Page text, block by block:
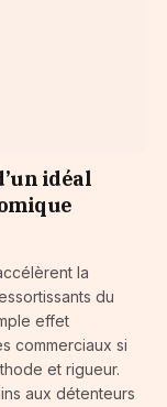
idéal
la
du
effet
commerciaux si
et rigueur.
aux détenteurs